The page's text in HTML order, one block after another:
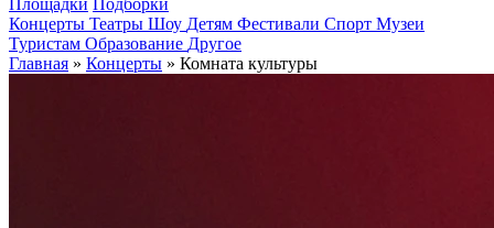
Площадки Подборки
Концерты Театры Шоу Детям Фестивали Спорт Музеи
Туристам Образование Другое
Главная » Концерты » Комната культуры